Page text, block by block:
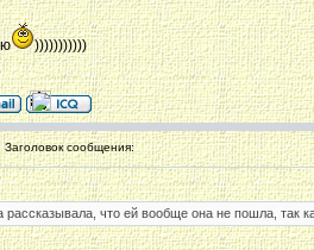
)))))))))))
сообщения:
рассказывала, что ей вообще она не пошла, так